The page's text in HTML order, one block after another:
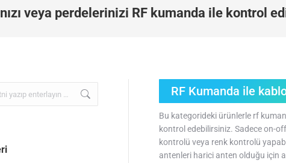
veya perdelerinizi RF kumanda ile kontrol
RF Kumanda ile
Bu kategorideki ürünlerle rf
kontrol edebilirsiniz. Sadece on-
kontrolü veya renk kontrolü
antenleri harici anten olduğu için